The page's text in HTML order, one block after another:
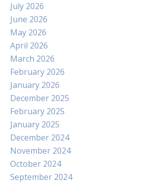
July 2026
June 2026
May 2026
April 2026
March 2026
February 2026
January 2026
December 2025
February 2025
January 2025
December 2024
November 2024
October 2024
September 2024